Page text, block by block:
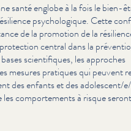
santé englobe à la fois le bien-
psy­chologique. Cette
de la promotion de la
central dans la
sci­en­tifiques, les approches
mesures pratiques qui peuvent
des enfants et des adolescent/​
com­porte­ments à risque seront